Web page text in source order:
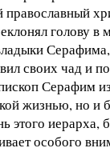
голову в
своих чад и
Серафим
жизнью, но и
этого иерарха,
особого